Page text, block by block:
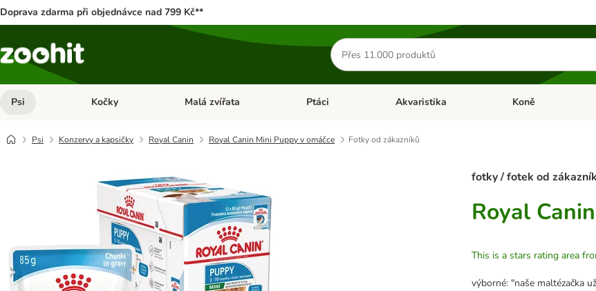
Doprava zdarma při objednávce nad 799 Kč**
Hledat
produkty
Psi Otevřít menu: Psi
Kočky Otevřít menu: Kočky
Malá zvířata Otevřít menu: Malá zvířata
Ptáci Otevřít menu: Ptáci
Akvaristika Otevřít menu:
Koně
Psi Konzervy a kapsičky Royal Canin Royal Canin Mini Puppy v omáčce Fotky od zákazníků
fotky / fotek od
Royal
This is a stars rating area
výborné: "naše maltézačka